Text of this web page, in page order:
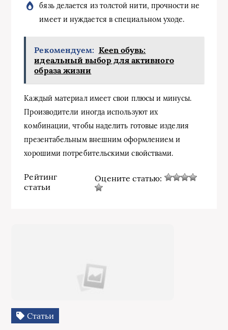
бязь делается из толстой нити, прочности не
имеет и нуждается в специальном уходе.
Рекомендуем: Keen обувь:
идеальный выбор для активного
образа жизни
Каждый материал имеет свои плюсы и минусы.
Производители иногда используют их
комбинации, чтобы наделить готовые изделия
презентабельным внешним оформлением и
хорошими потребительскими свойствами.
Рейтинг
статьи
Оцените статью:
Статьи